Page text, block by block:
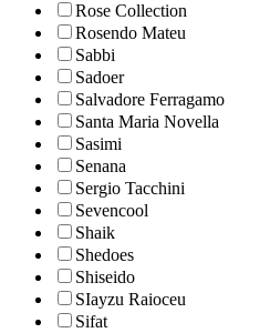
Rose Collection
Rosendo Mateu
Sabbi
Sadoer
Salvadore Ferragamo
Santa Maria Novella
Sasimi
Senana
Sergio Tacchini
Sevencool
Shaik
Shedoes
Shiseido
SIayzu Raioceu
Sifat